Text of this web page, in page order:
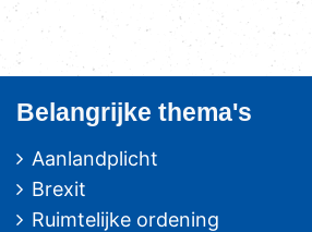
Belangrijke thema's
Aanlandplicht
Brexit
Ruimtelijke ordening